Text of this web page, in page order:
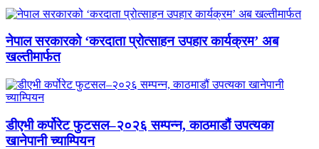
नेपाल सरकारको ‘करदाता प्रोत्साहन उपहार कार्यक्रम’ अब
खल्तीमार्फत
डीएभी कर्पोरेट फुटसल–२०२६ सम्पन्न, काठमाडौं उपत्यका
खानेपानी च्याम्पियन